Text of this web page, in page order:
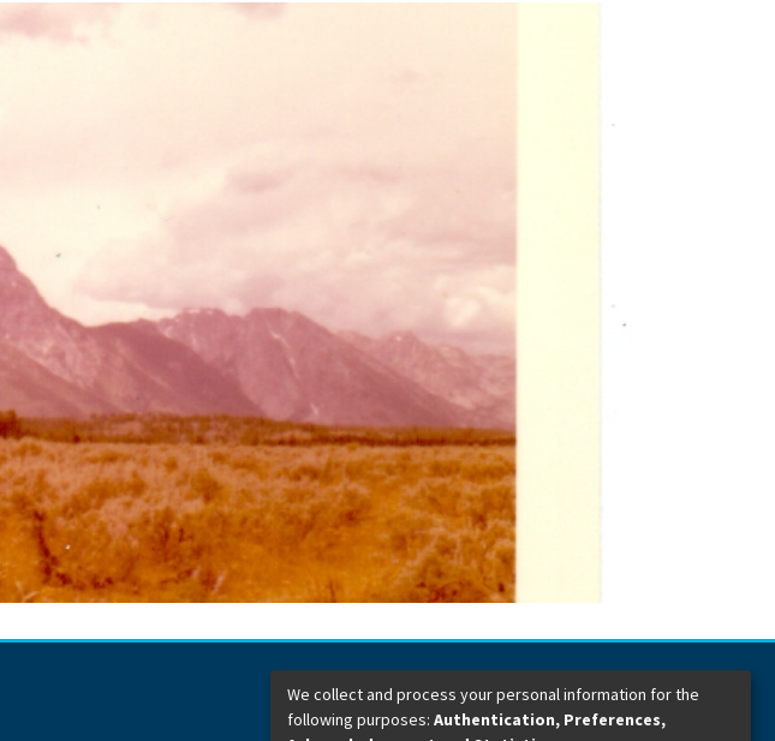
Dirección General de Bibliotecas
We collect and process your personal information for the
following purposes: Authentication, Preferences,